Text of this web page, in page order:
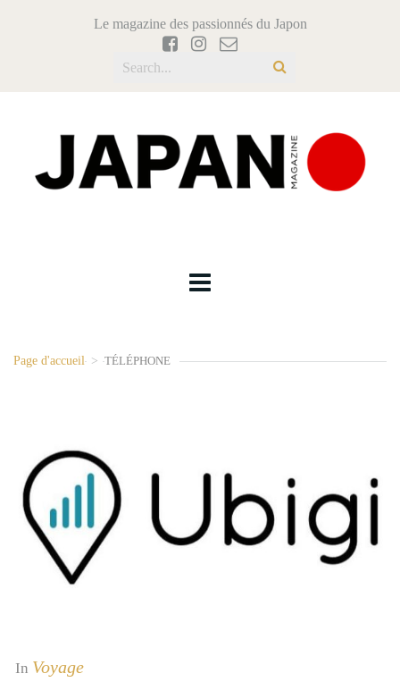
Le magazine des passionnés du Japon
Page d'accueil > TÉLÉPHONE
In Voyage